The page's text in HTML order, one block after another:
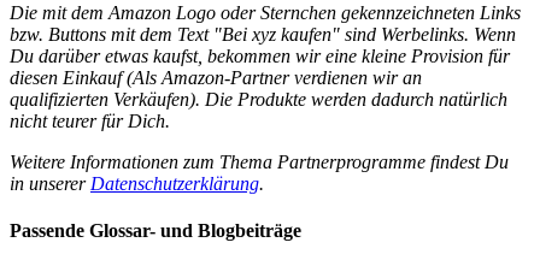
Die mit dem Amazon Logo oder Sternchen gekennzeichneten Links
bzw. Buttons mit dem Text "Bei xyz kaufen" sind Werbelinks. Wenn
Du darüber etwas kaufst, bekommen wir eine kleine Provision für
diesen Einkauf (Als Amazon-Partner verdienen wir an
qualifizierten Verkäufen). Die Produkte werden dadurch natürlich
nicht teurer für Dich.
Weitere Informationen zum Thema Partnerprogramme findest Du
in unserer Datenschutzerklärung.
Passende Glossar- und Blogbeiträge